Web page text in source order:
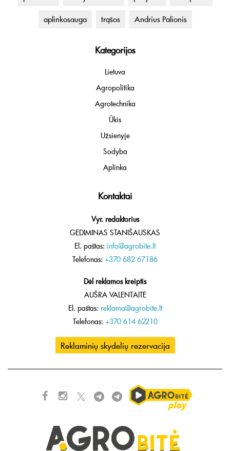
aplinkosauga trąšos Andrius Palionis
Kategorijos
Lietuva
Agropolitika
Agrotechnika
Ūkis
Užsienyje
Sodyba
Aplinka
Kontaktai
Vyr. redaktorius
GEDIMINAS STANIŠAUSKAS
El. paštas: info@agrobite.lt
Telefonas: +370 682 67186
Dėl reklamos kreiptis
AUŠRA VALENTAITĖ
El. paštas: reklama@agrobite.lt
Telefonas: +370 614 62210
Reklaminių skydelių rezervacija